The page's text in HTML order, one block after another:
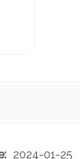
2024-01-25